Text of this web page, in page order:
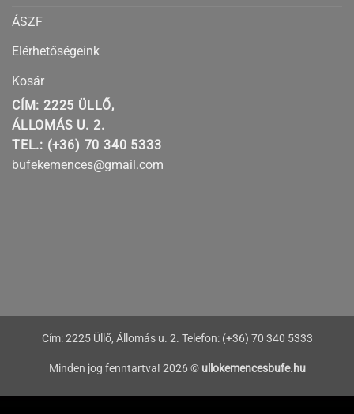
ÁSZF
Elérhetőségeink
Kosár
CÍM: 2225 ÜLLŐ,
ÁLLOMÁS U. 2.
TEL.: (+36) 70 340 5333
bufekemences@gmail.com
Cím: 2225 Üllő, Állomás u. 2. Telefon: (+36) 70 340 5333
Minden jog fenntartva! 2026 © ullokemencesbufe.hu